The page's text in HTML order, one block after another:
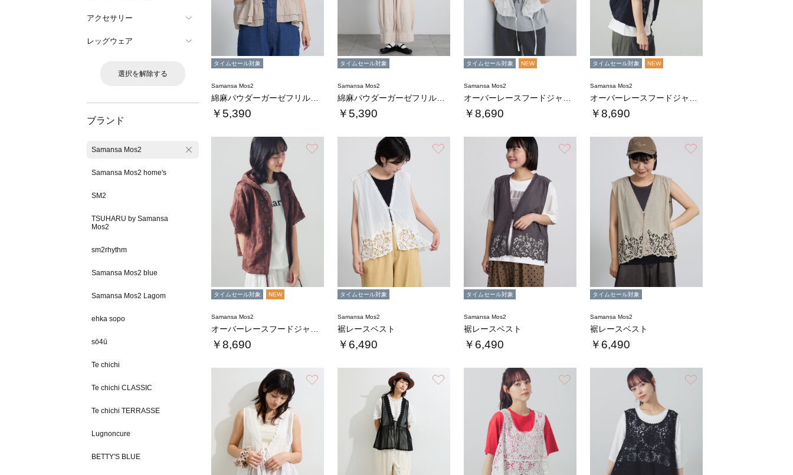
アクセサリー
レッグウェア
選択を解除する
ブランド
Samansa Mos2
Samansa Mos2 home's
SM2
TSUHARU by Samansa
Mos2
sm2rhythm
Samansa Mos2 blue
Samansa Mos2 Lagom
ehka sopo
sō4ū
Te chichi
Te chichi CLASSIC
Te chichi TERRASSE
Lugnoncure
BETTY'S BLUE
タイムセール対象
Samansa Mos2
￥5,390
タイムセール対象
Samansa Mos2
￥5,390
タイムセール対象 NEW
Samansa Mos2
￥8,690
タイムセール対象 NEW
Samansa Mos2
￥8,690
タイムセール対象 NEW
Samansa Mos2
￥8,690
タイムセール対象
Samansa Mos2
裾レースベスト
￥6,490
タイムセール対象
Samansa Mos2
裾レースベスト
￥6,490
タイムセール対象
Samansa Mos2
裾レースベスト
￥6,490